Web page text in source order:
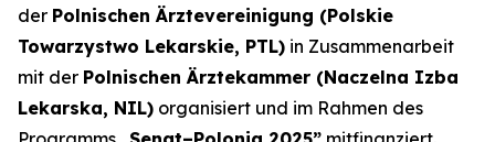
der Polnischen Ärztevereinigung (Polskie
Towarzystwo Lekarskie, PTL) in Zusammenarbeit
mit der Polnischen Ärztekammer (Naczelna Izba
Lekarska, NIL) organisiert und im Rahmen des